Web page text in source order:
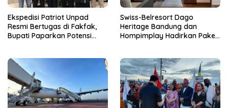
Ekspedisi Patriot Unpad
Resmi Bertugas di Fakfak,
Bupati Paparkan Potensi
Swiss-Belresort Dago
Heritage Bandung dan
Hompimplay Hadirkan Paket